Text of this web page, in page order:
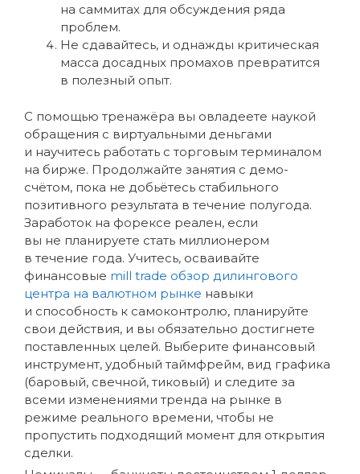
на саммитах для обсуждения ряда
проблем.
Не сдавайтесь, и однажды критическая
масса досадных промахов превратится
в полезный опыт.
С помощью тренажёра вы овладеете наукой
обращения с виртуальными деньгами
и научитесь работать с торговым терминалом
на бирже. Продолжайте занятия с демо-
счётом, пока не добьётесь стабильного
позитивного результата в течение полугода.
Заработок на форексе реален, если
вы не планируете стать миллионером
в течение года. Учитесь, осваивайте
финансовые mill trade обзор дилингового
центра на валютном рынке навыки
и способность к самоконтролю, планируйте
свои действия, и вы обязательно достигнете
поставленных целей. Выберите финансовый
инструмент, удобный таймфрейм, вид графика
(баровый, свечной, тиковый) и следите за
всеми изменениями тренда на рынке в
режиме реального времени, чтобы не
пропустить подходящий момент для открытия
сделки.